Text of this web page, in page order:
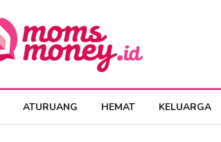
ATURUANG HEMAT KELUARGA